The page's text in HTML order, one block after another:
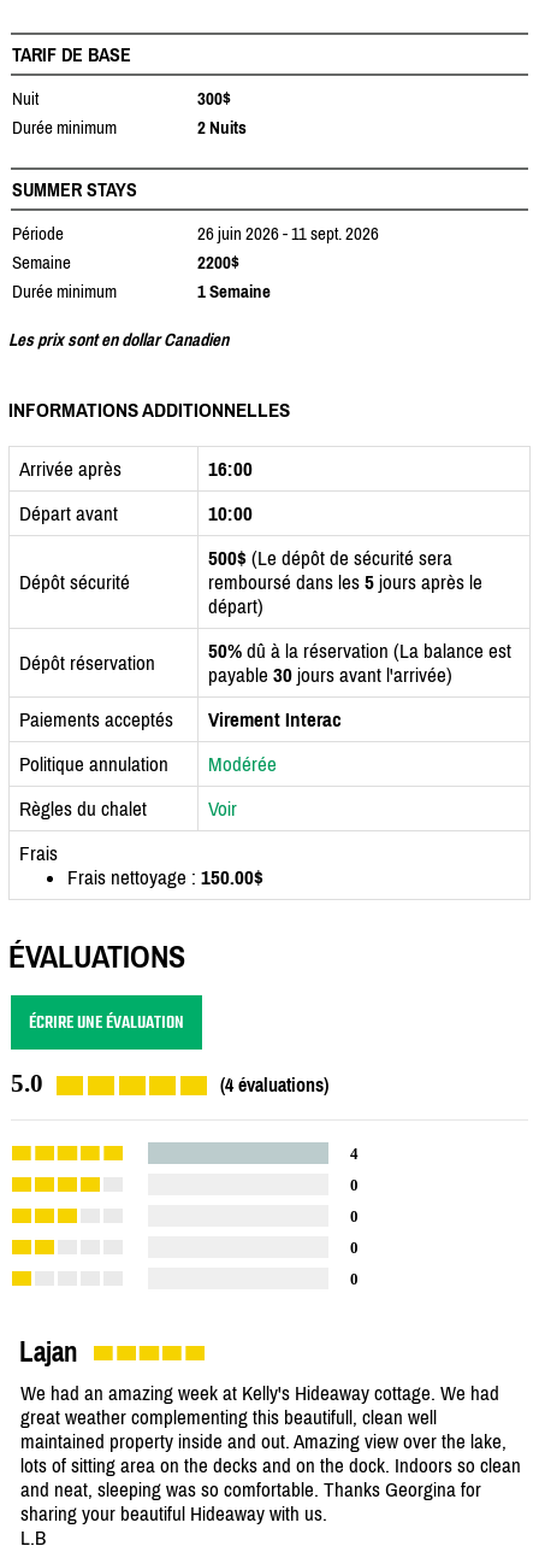
TARIF DE BASE
Nuit
300$
Durée minimum
2 Nuits
SUMMER STAYS
Période
26 juin 2026 - 11 sept. 2026
Semaine
2200$
Durée minimum
1 Semaine
Les prix sont en dollar Canadien
INFORMATIONS ADDITIONNELLES
Arrivée après
16:00
Départ avant
10:00
Dépôt sécurité
500$ (Le dépôt de sécurité sera
remboursé dans les 5 jours après le
départ)
Dépôt réservation 50% dû à la réservation (La balance est
payable 30 jours avant l'arrivée)
Paiements acceptés
Virement Interac
Politique annulation
Modérée
Règles du chalet
Voir
Frais
Frais nettoyage : 150.00$
ÉVALUATIONS
ÉCRIRE UNE ÉVALUATION
5.0 (4 évaluations)
4
0
0
0
0
Lajan
We had an amazing week at Kelly's Hideaway cottage. We had
great weather complementing this beautifull, clean well
maintained property inside and out. Amazing view over the lake,
lots of sitting area on the decks and on the dock. Indoors so clean
and neat, sleeping was so comfortable. Thanks Georgina for
sharing your beautiful Hideaway with us.
L.B